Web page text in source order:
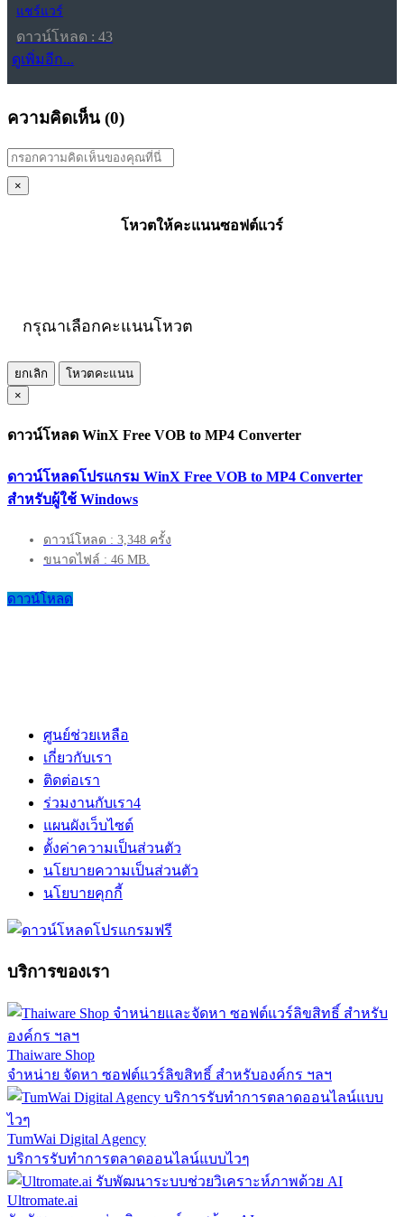
แชร์แวร์
ดาวน์โหลด : 43
ดูเพิ่มอีก...
ความคิดเห็น (0)
×
โหวตให้คะแนนซอฟต์แวร์
กรุณาเลือกคะแนนโหวต
ยกเลิก
โหวตคะแนน
×
ดาวน์โหลด WinX Free VOB to MP4 Converter
ดาวน์โหลดโปรแกรม WinX Free VOB to MP4 Converter
สำหรับผู้ใช้ Windows
ดาวน์โหลด : 3,348 ครั้ง
ขนาดไฟล์ : 46 MB.
ดาวน์โหลด
ศูนย์ช่วยเหลือ
เกี่ยวกับเรา
ติดต่อเรา
ร่วมงานกับเรา4
แผนผังเว็บไซต์
ตั้งค่าความเป็นส่วนตัว
นโยบายความเป็นส่วนตัว
นโยบายคุกกี้
บริการของเรา
Thaiware Shop
จำหน่าย จัดหา ซอฟต์แวร์ลิขสิทธิ์ สำหรับองค์กร ฯลฯ
TumWai Digital Agency
บริการรับทำการตลาดออนไลน์แบบไวๆ
Ultromate.ai